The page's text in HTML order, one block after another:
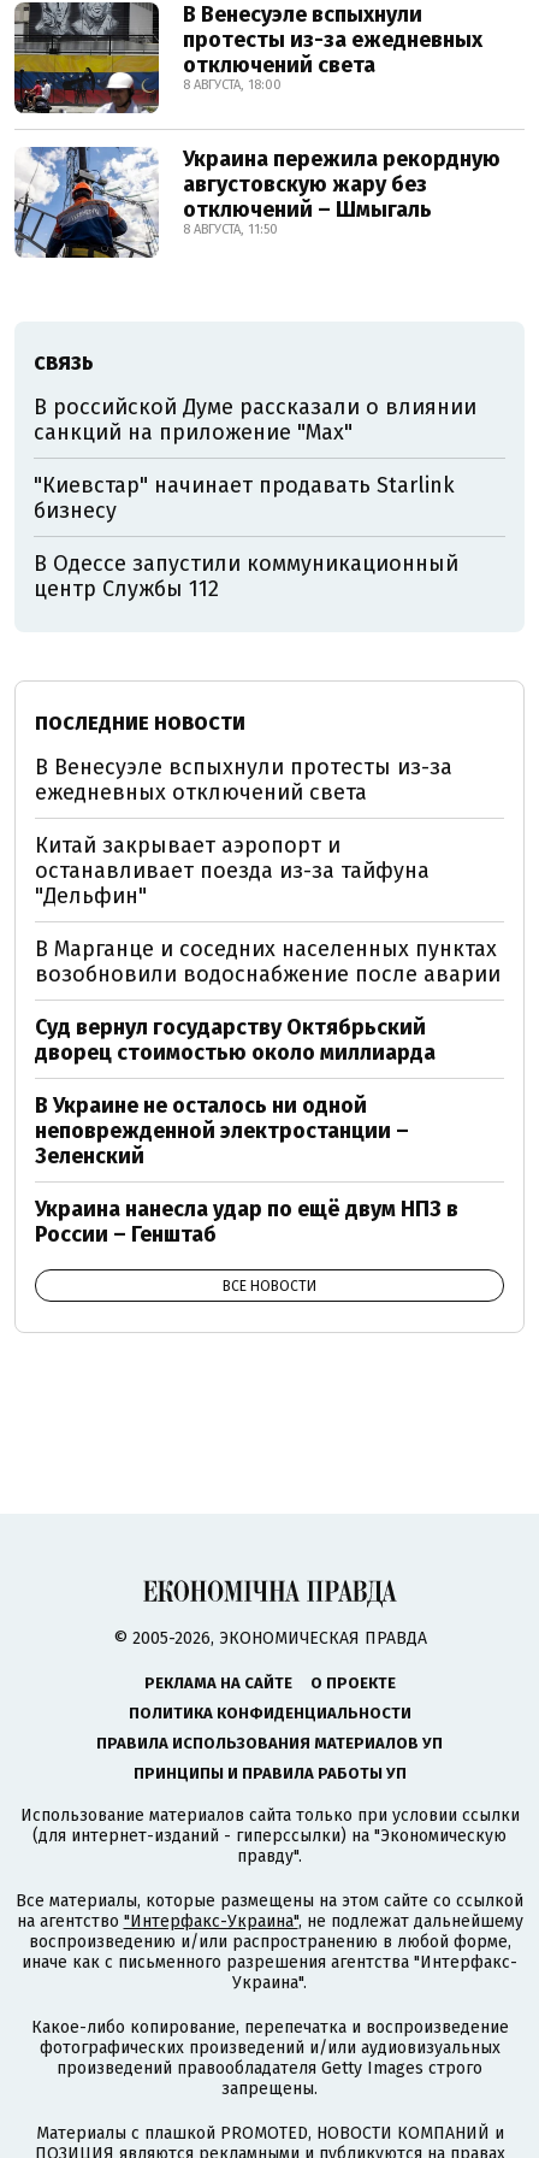
В Венесуэле вспыхнули
протесты из-за ежедневных
отключений света
8 АВГУСТА, 18:00
Украина пережила рекордную
августовскую жару без
отключений – Шмыгаль
8 АВГУСТА, 11:50
СВЯЗЬ
В российской Думе рассказали о влиянии
санкций на приложение "Мах"
"Киевстар" начинает продавать Starlink
бизнесу
В Одессе запустили коммуникационный
центр Службы 112
ПОСЛЕДНИЕ НОВОСТИ
В Венесуэле вспыхнули протесты из-за
ежедневных отключений света
Китай закрывает аэропорт и
останавливает поезда из-за тайфуна
"Дельфин"
В Марганце и соседних населенных пунктах
возобновили водоснабжение после аварии
Суд вернул государству Октябрьский
дворец стоимостью около миллиарда
В Украине не осталось ни одной
неповрежденной электростанции –
Зеленский
Украина нанесла удар по ещё двум НПЗ в
России – Генштаб
ВСЕ НОВОСТИ
© 2005-2026, ЭКОНОМИЧЕСКАЯ ПРАВДА
РЕКЛАМА НА САЙТЕ
О ПРОЕКТЕ
ПОЛИТИКА КОНФИДЕНЦИАЛЬНОСТИ
ПРАВИЛА ИСПОЛЬЗОВАНИЯ МАТЕРИАЛОВ УП
ПРИНЦИПЫ И ПРАВИЛА РАБОТЫ УП
Использование материалов сайта только при условии ссылки
(для интернет-изданий - гиперссылки) на "Экономическую
правду".
Все материалы, которые размещены на этом сайте со ссылкой
на агентство "Интерфакс-Украина", не подлежат дальнейшему
воспроизведению и/или распространению в любой форме,
иначе как с письменного разрешения агентства "Интерфакс-
Украина".
Какое-либо копирование, перепечатка и воспроизведение
фотографических произведений и/или аудиовизуальных
произведений правообладателя Getty Images строго
запрещены.
Материалы с плашкой PROMOTED, НОВОСТИ КОМПАНИЙ и